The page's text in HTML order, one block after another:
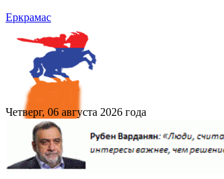
Еркрамас
Четверг, 06 августа 2026 года